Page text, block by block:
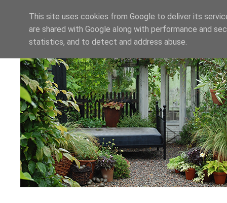
This site uses cookies from Google to deliver its
are shared with Google along with performance and
statistics, and to detect and address abuse.